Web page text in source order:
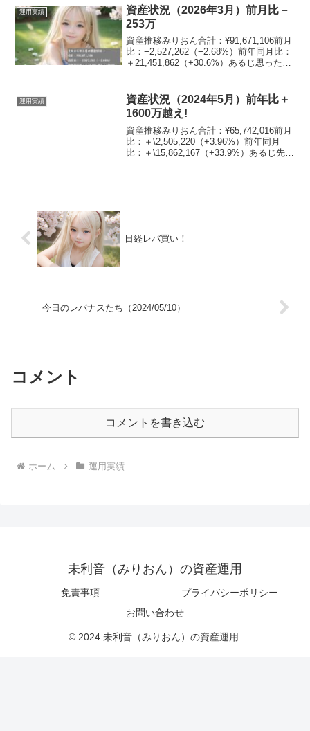
不動産：...
運用実績
資産状況（2026年3月）前月比－
253万
資産推移みりおん合計：¥91,671,106前月
比：−2,527,262（−2.68%）前年同月比：
＋21,451,862（+30.6%）あるじ思ったよ
不動産...
運用実績
資産状況（2024年5月）前年比＋
1600万越え!
資産推移みりおん合計：¥65,742,016前月
比：＋\2,505,220（+3.96%）前年同月
比：＋\15,862,167（+33.9%）あるじ先月
日経レバ買い！
今日のレバナスたち（2024/05/10）
コメント
コメントを書き込む
ホーム 運用実績
未利音（みりおん）の資産運用
免責事項
プライバシーポリシー
お問い合わせ
© 2024 未利音（みりおん）の資産運用.